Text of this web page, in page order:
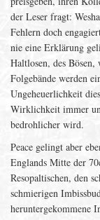
der Leser fragt:
Fehlern doch
nie eine Erklärung
Haltlosen, des
Folgebände werden
Ungeheuerlichkeit
Wirklichkeit immer
bedrohlicher wird.
Peace gelingt aber
Englands Mitte der
Resopaltischen, den
schmierigen
heruntergekommene